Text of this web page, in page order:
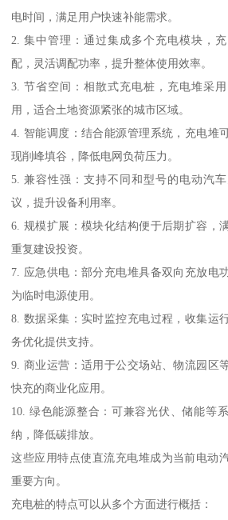
电时间，满足用户快速补能需求。
2. 集中管理：通过集成多个充电模块，
配，灵活调配功率，提升整体使用效率。
3. 节省空间：相散式充电桩，充电堆采
用，适合土地资源紧张的城市区域。
4. 智能调度：结合能源管理系统，充电堆
现削峰填谷，降低电网负荷压力。
5. 兼容性强：支持不同和型号的电动汽
议，提升设备利用率。
6. 规模扩展：模块化结构便于后期扩容，
重复建设投资。
7. 应急供电：部分充电堆具备双向充放电
为临时电源使用。
8. 数据采集：实时监控充电过程，收集运
务优化提供支持。
9. 商业运营：适用于公交场站、物流园区
快充的商业化应用。
10. 绿色能源整合：可兼容光伏、储能等
纳，降低碳排放。
这些应用特点使直流充电堆成为当前电动
重要方向。
充电桩的特点可以从多个方面进行概括：